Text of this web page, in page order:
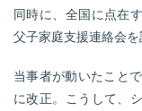
同時に、全国に点在
父子家庭支援連絡会
当事者が動いたこと
に改正。こうして、